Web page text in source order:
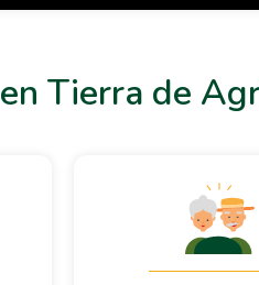
Tierra de